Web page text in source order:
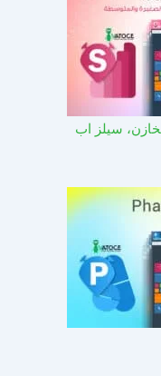
سيلز اب